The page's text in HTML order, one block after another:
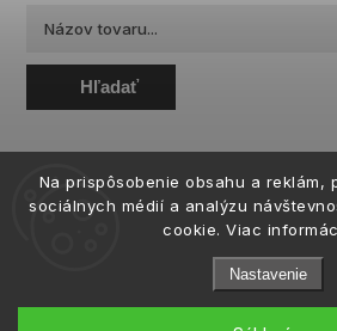
Na prispôsobenie obsahu a reklám,
sociálnych médií a analýzu
cookie. Viac
Nastavenie
Hľadať